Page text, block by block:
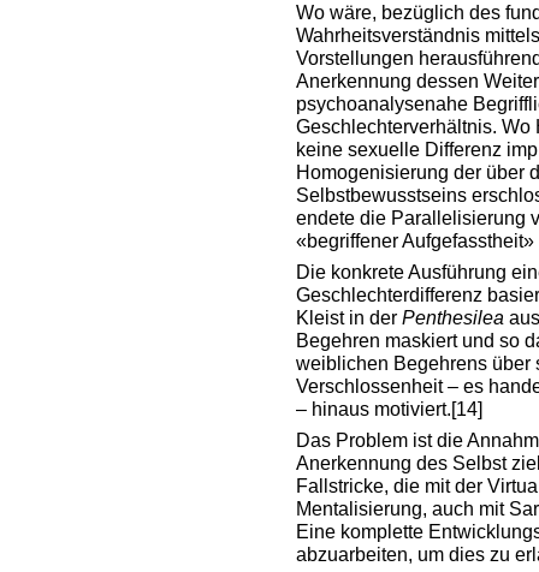
Wo wäre, bezüglich des
Wahrheitsverständnis
Vorstellungen
Anerkennung dessen
psychoanalysenahe
Geschlechterverhältnis.
keine sexuelle Differenz
Homogenisierung der über
Selbstbewusstseins
endete die Parallelisierung
«begriffener
Die konkrete Ausführung
Geschlechterdifferenz
Kleist in derPenthesilea
Begehren maskiert und so
weiblichen Begehrens
Verschlossenheit – es
– hinaus motiviert.[14]
Das Problem ist die
Anerkennung des Selbst
Fallstricke, die mit der
Mentalisierung, auch mit
Eine komplette
abzuarbeiten, um dies zu